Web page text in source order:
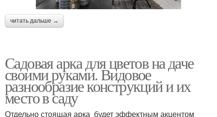
читать дальше →
Садовая арка для цветов на даче
своими руками. Видовое
разнообразие конструкций и их
место в саду
Отдельно стоящая арка будет эффектным акцентом